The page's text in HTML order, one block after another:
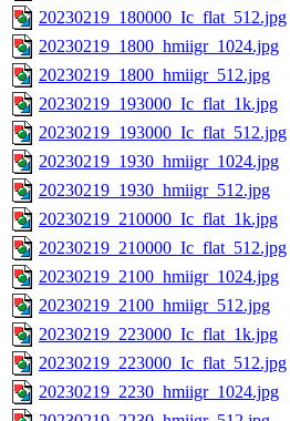
20230219_180000_Ic_flat_512.jpg
20230219_1800_hmiigr_1024.jpg
20230219_1800_hmiigr_512.jpg
20230219_193000_Ic_flat_1k.jpg
20230219_193000_Ic_flat_512.jpg
20230219_1930_hmiigr_1024.jpg
20230219_1930_hmiigr_512.jpg
20230219_210000_Ic_flat_1k.jpg
20230219_210000_Ic_flat_512.jpg
20230219_2100_hmiigr_1024.jpg
20230219_2100_hmiigr_512.jpg
20230219_223000_Ic_flat_1k.jpg
20230219_223000_Ic_flat_512.jpg
20230219_2230_hmiigr_1024.jpg